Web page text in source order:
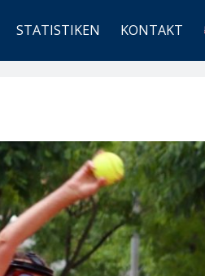
STATISTIKEN KONTAKT